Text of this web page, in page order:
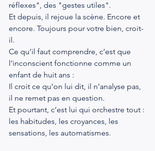
réflexes", des "gestes utiles".
Et depuis, il rejoue la scène. Encore et
encore. Toujours pour votre bien, croit-
il.
Ce qu’il faut comprendre, c’est que
l’inconscient fonctionne comme un
enfant de huit ans :
Il croit ce qu’on lui dit, il n’analyse pas,
il ne remet pas en question.
Et pourtant, c’est lui qui orchestre tout :
les habitudes, les croyances, les
sensations, les automatismes.